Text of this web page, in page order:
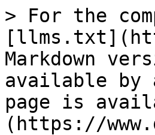
> For the
Markdown
available by
page is
(https://